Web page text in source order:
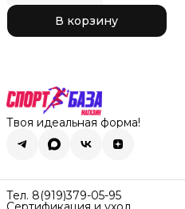
см, цвет серебро с
блеском 598 Silver
В корзину
Твоя идеальная форма!
Тел. 8(919)379-05-95